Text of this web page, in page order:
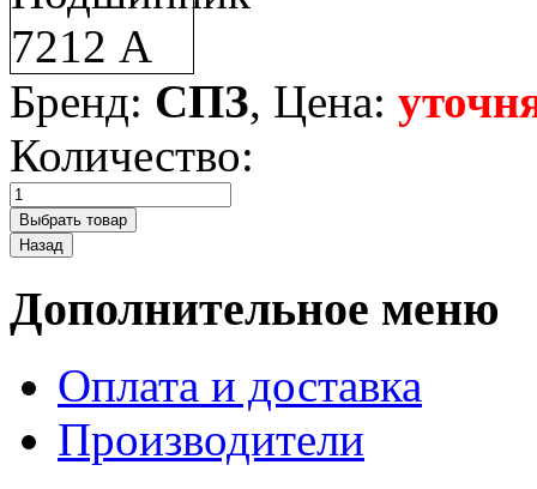
Бренд: СПЗ, Цена:
Количество:
Дополнительное меню
Оплата и доставка
Производители